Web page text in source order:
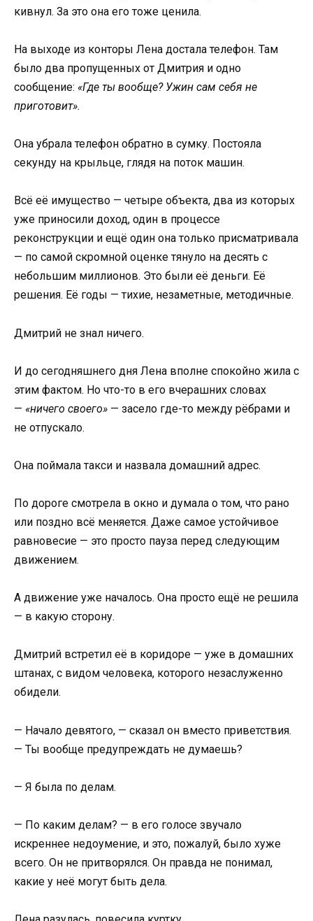
кивнул. За это она его тоже ценила.
На выходе из конторы Лена достала телефон. Там
было два пропущенных от Дмитрия и одно
сообщение: «Где ты вообще? Ужин сам себя не
приготовит».
Она убрала телефон обратно в сумку. Постояла
секунду на крыльце, глядя на поток машин.
Всё её имущество — четыре объекта, два из которых
уже приносили доход, один в процессе
реконструкции и ещё один она только присматривала
— по самой скромной оценке тянуло на десять с
небольшим миллионов. Это были её деньги. Её
решения. Её годы — тихие, незаметные, методичные.
Дмитрий не знал ничего.
И до сегодняшнего дня Лена вполне спокойно жила с
этим фактом. Но что-то в его вчерашних словах
— «ничего своего» — засело где-то между рёбрами и
не отпускало.
Она поймала такси и назвала домашний адрес.
По дороге смотрела в окно и думала о том, что рано
или поздно всё меняется. Даже самое устойчивое
равновесие — это просто пауза перед следующим
движением.
А движение уже началось. Она просто ещё не решила
— в какую сторону.
Дмитрий встретил её в коридоре — уже в домашних
штанах, с видом человека, которого незаслуженно
обидели.
— Начало девятого, — сказал он вместо приветствия.
— Ты вообще предупреждать не думаешь?
— Я была по делам.
— По каким делам? — в его голосе звучало
искреннее недоумение, и это, пожалуй, было хуже
всего. Он не притворялся. Он правда не понимал,
какие у неё могут быть дела.